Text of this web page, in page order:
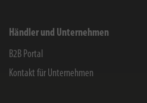
Händler und Unternehmen
B2B Portal
Kontakt für Unternehmen